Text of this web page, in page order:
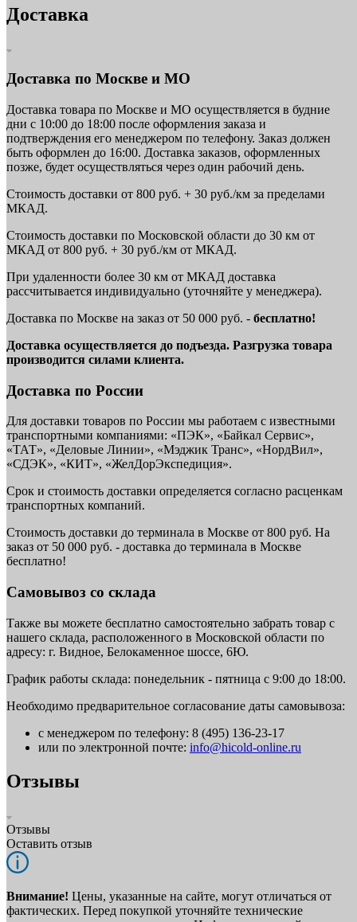
Доставка
Доставка по Москве и МО
Доставка товара по Москве и МО осуществляется в будние
дни с 10:00 до 18:00 после оформления заказа и
подтверждения его менеджером по телефону. Заказ должен
быть оформлен до 16:00. Доставка заказов, оформленных
позже, будет осуществляться через один рабочий день.
Стоимость доставки от 800 руб. + 30 руб./км за пределами
МКАД.
Стоимость доставки по Московской области до 30 км от
МКАД от 800 руб. + 30 руб./км от МКАД.
При удаленности более 30 км от МКАД доставка
рассчитывается индивидуально (уточняйте у менеджера).
Доставка по Москве на заказ от 50 000 руб. - бесплатно!
Доставка осуществляется до подъезда. Разгрузка товара
производится силами клиента.
Доставка по России
Для доставки товаров по России мы работаем с известными
транспортными компаниями: «ПЭК», «Байкал Сервис»,
«ТАТ», «Деловые Линии», «Мэджик Транс», «НордВил»,
«СДЭК», «КИТ», «ЖелДорЭкспедиция».
Срок и стоимость доставки определяется согласно расценкам
транспортных компаний.
Стоимость доставки до терминала в Москве от 800 руб. На
заказ от 50 000 руб. - доставка до терминала в Москве
бесплатно!
Самовывоз со склада
Также вы можете бесплатно самостоятельно забрать товар с
нашего склада, расположенного в Московской области по
адресу: г. Видное, Белокаменное шоссе, 6Ю.
График работы склада: понедельник - пятница с 9:00 до 18:00.
Необходимо предварительное согласование даты самовывоза:
с менеджером по телефону: 8 (495) 136-23-17
или по электронной почте: info@hicold-online.ru
Отзывы
Отзывы
Оставить отзыв
Внимание! Цены, указанные на сайте, могут отличаться от
фактических. Перед покупкой уточняйте технические